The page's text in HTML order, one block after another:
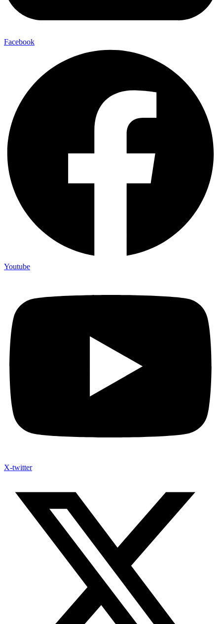
Facebook
Youtube
X-twitter